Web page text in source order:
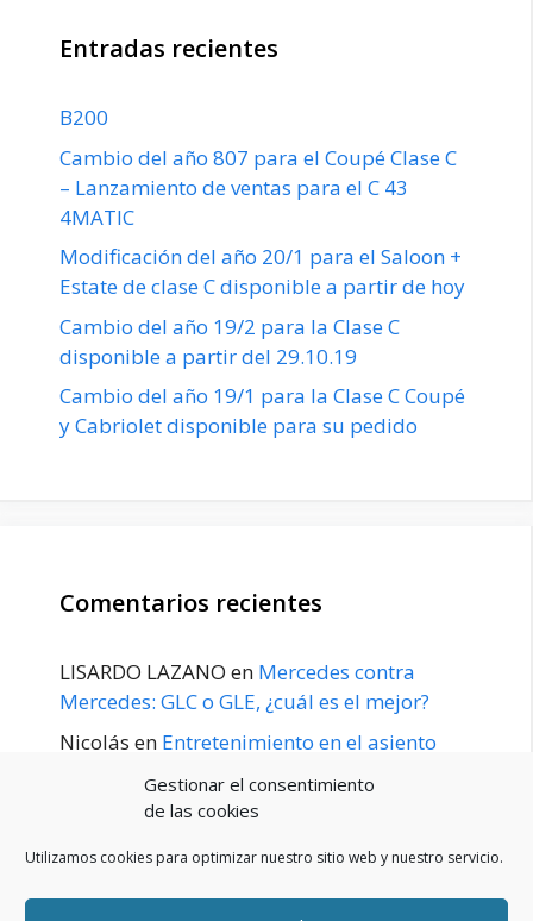
Gestionar el consentimiento
de las cookies
Utilizamos cookies para optimizar nuestro sitio web y nuestro servicio.
Entradas recientes
B200
Cambio del año 807 para el Coupé Clase C
– Lanzamiento de ventas para el C 43
4MATIC
Modificación del año 20/1 para el Saloon +
Estate de clase C disponible a partir de hoy
Cambio del año 19/2 para la Clase C
disponible a partir del 29.10.19
Cambio del año 19/1 para la Clase C Coupé
y Cabriolet disponible para su pedido
Comentarios recientes
LISARDO LAZANO en Mercedes contra
Mercedes: GLC o GLE, ¿cuál es el mejor?
Nicolás en Entretenimiento en el asiento
principios de 2020